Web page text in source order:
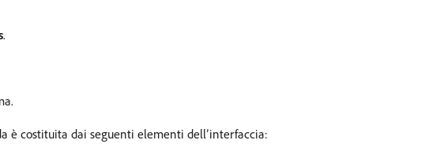
.
è costituita dai seguenti elementi dell’interfaccia: